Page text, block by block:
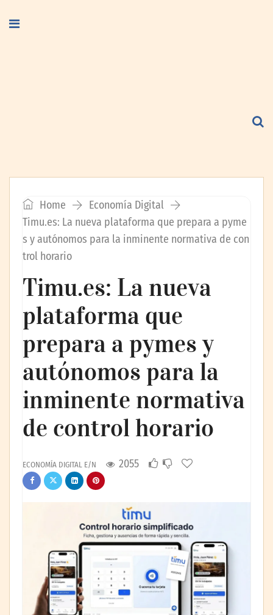
Home
Economía Digital
Timu.es: La nueva plataforma que prepara a pyme
s y autónomos para la inminente normativa de con
trol horario
Timu.es: La nueva
plataforma que
prepara a pymes y
autónomos para la
inminente normativa
de control horario
ECONOMÍA DIGITAL E/N 2055